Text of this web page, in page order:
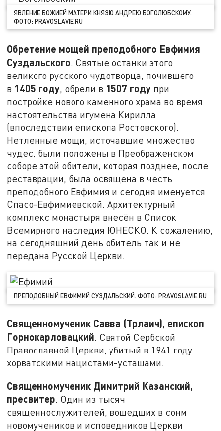
ЯВЛЕНИЕ БОЖИЕЙ МАТЕРИ КНЯЗЮ АНДРЕЮ БОГОЛЮБСКОМУ.
ФОТО: PRAVOSLAVIE.RU
Обретение мощей преподобного Евфимия
Суздальского. Святые останки этого
великого русского чудотворца, почившего
в 1405 году, обрели в 1507 году при
постройке нового каменного храма во время
настоятельства игумена Кирилла
(впоследствии епископа Ростовского).
Нетленные мощи, источавшие множество
чудес, были положены в Преображенском
соборе этой обители, которая позднее, после
реставрации, была освящена в честь
преподобного Евфимия и сегодня именуется
Спасо-Евфимиевской. Архитектурный
комплекс монастыря внесён в Список
Всемирного наследия ЮНЕСКО. К сожалению,
на сегодняшний день обитель так и не
передана Русской Церкви.
ПРЕПОДОБНЫЙ ЕВФИМИЙ СУЗДАЛЬСКИЙ. ФОТО: PRAVOSLAVIE.RU
Священномученик Савва (Трлаич), епископ
Горнокарловацкий. Святой Сербской
Православной Церкви, убитый в 1941 году
хорватскими нацистами-усташами.
Священномученик Димитрий Казанский,
пресвитер. Один из тысяч
священнослужителей, вошедших в сонм
новомучеников и исповедников Церкви